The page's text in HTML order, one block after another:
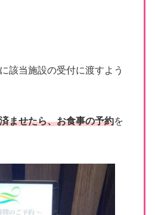
該当施設の受付に渡すよう
ませたら、お食事の予約を